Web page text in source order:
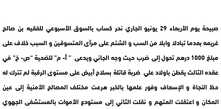
صبيحة يوم الأربعاء 29 يونيو الجاري نحر كساب بالسوق الأسبوعي للفقيه بن صالح
غريمه بعدما تبادلا وابلا من السب و الشتم على مرآى المتسوقين و السبب خلاف على
مبلغ 1000 درهم تحول إلى ضرب حيث وجه الجاني ويدعى ” أ- م” للضحية “ص- خ” في
عقده الثالث يقطن باولاد علي ضربة قاتلة بسلاح أبيض على مستوى الرقبة لم تترك له
حظ النجاة و الإسعاف وفور علمها بالخبر هرعت مختلف المصالح الأمنية إلى عين
المكان و اعتقلت المتهم و نقلت الثاني إلى مستودع الأموات بالمستشفى الجهوي